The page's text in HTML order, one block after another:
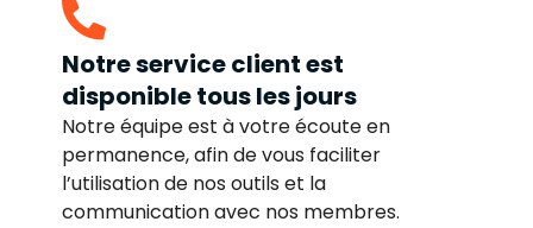
Notre service client est
disponible tous les jours
Notre équipe est à votre écoute en
permanence, afin de vous faciliter
l’utilisation de nos outils et la
communication avec nos membres.